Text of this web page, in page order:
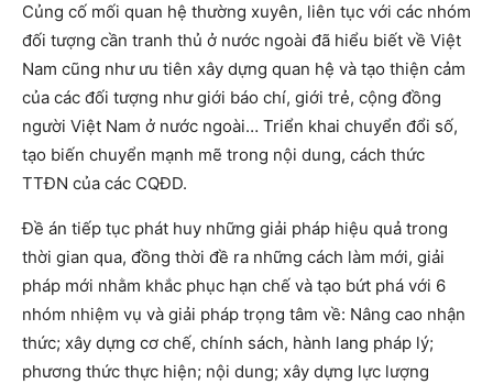
Củng cố mối quan hệ thường xuyên, liên tục với các nhóm
đối tượng cần tranh thủ ở nước ngoài đã hiểu biết về Việt
Nam cũng như ưu tiên xây dựng quan hệ và tạo thiện cảm
của các đối tượng như giới báo chí, giới trẻ, cộng đồng
người Việt Nam ở nước ngoài… Triển khai chuyển đổi số,
tạo biến chuyển mạnh mẽ trong nội dung, cách thức
TTĐN của các CQĐD.
Đề án tiếp tục phát huy những giải pháp hiệu quả trong
thời gian qua, đồng thời đề ra những cách làm mới, giải
pháp mới nhằm khắc phục hạn chế và tạo bứt phá với 6
nhóm nhiệm vụ và giải pháp trọng tâm về: Nâng cao nhận
thức; xây dựng cơ chế, chính sách, hành lang pháp lý;
phương thức thực hiện; nội dung; xây dựng lực lượng